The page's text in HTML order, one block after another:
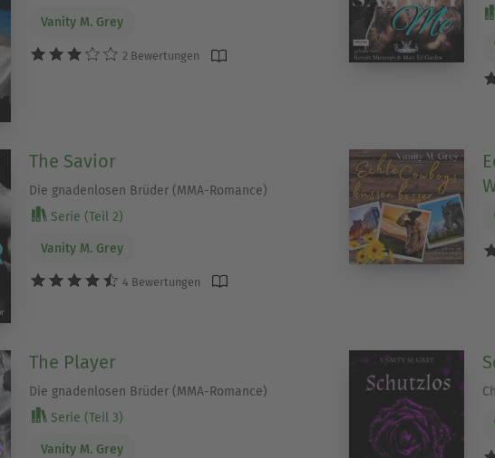
Vanity M. Grey
2 Bewertungen
The Savior
Die gnadenlosen Brüder (MMA-Romance)
Serie (Teil 2)
Vanity M. Grey
4 Bewertungen
The Player
Die gnadenlosen Brüder (MMA-Romance)
Serie (Teil 3)
Vanity M. Grey